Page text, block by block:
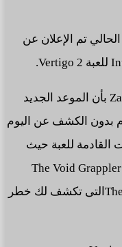
تم الإعلان عن
وقد وضح المطور Zach Tsiakalis-Brown بأن الموعد الجديد
بدون الكشف عن اليوم
القادمة للعبة حيث
تضم الكثير لها بداية من سلاح الخطاف The Void Grappler
الجديد وصولا الى أداة The Void Deflectorالتى تكشف لك خطر